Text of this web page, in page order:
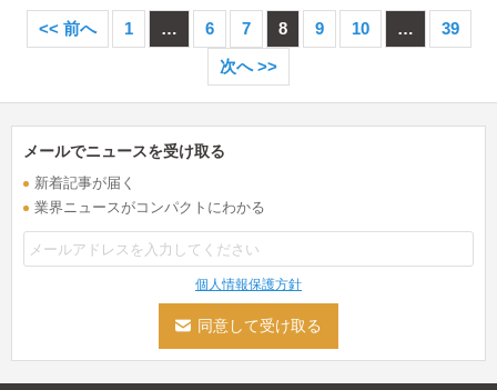
<< 前へ 1 … 6 7 8 9 10 …
39
次へ >>
メールでニュースを受け取る
新着記事が届く
業界ニュースがコンパクトにわかる
個人情報保護方針